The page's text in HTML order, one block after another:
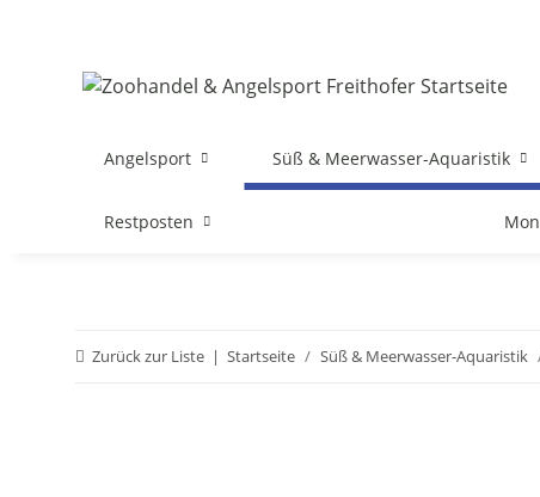
Angelsport Süß & Meerwasser-Aquaristik
Restposten
Zurück zur Liste Startseite Süß & Meerwasser-Aquaristik